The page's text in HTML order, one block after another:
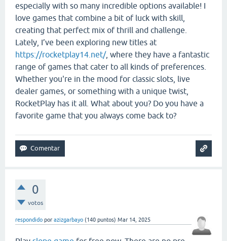
especially with so many incredible options available! I
love games that combine a bit of luck with skill,
creating that perfect mix of thrill and challenge.
Lately, I’ve been exploring new titles at
https://rocketplay14.net/, where they have a fantastic
range of games that cater to all kinds of preferences.
Whether you're in the mood for classic slots, live
dealer games, or something with a unique twist,
RocketPlay has it all. What about you? Do you have a
favorite game that you always come back to?
0
votos
respondido por azizgarbayo (140 puntos) Mar 14, 2025